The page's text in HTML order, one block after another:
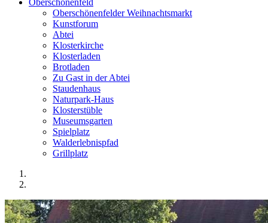
Oberschönenfeld
Oberschönenfelder Weihnachtsmarkt
Kunstforum
Abtei
Klosterkirche
Klosterladen
Brotladen
Zu Gast in der Abtei
Staudenhaus
Naturpark-Haus
Klosterstüble
Museumsgarten
Spielplatz
Walderlebnispfad
Grillplatz